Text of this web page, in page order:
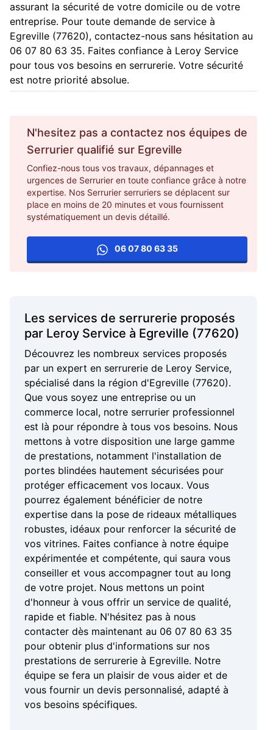
assurant la sécurité de votre domicile ou de votre
entreprise. Pour toute demande de service à
Egreville (77620), contactez-nous sans hésitation au
06 07 80 63 35. Faites confiance à Leroy Service
pour tous vos besoins en serrurerie. Votre sécurité
est notre priorité absolue.
N'hesitez pas a contactez nos équipes de
Serrurier qualifié sur Egreville
Confiez-nous tous vos travaux, dépannages et
urgences de Serrurier en toute confiance grâce à notre
expertise. Nos Serrurier serruriers se déplacent sur
place en moins de 20 minutes et vous fournissent
systématiquement un devis détaillé.
06 07 80 63 35
Les services de serrurerie proposés
par Leroy Service à Egreville (77620)
Découvrez les nombreux services proposés
par un expert en serrurerie de Leroy Service,
spécialisé dans la région d'Egreville (77620).
Que vous soyez une entreprise ou un
commerce local, notre serrurier professionnel
est là pour répondre à tous vos besoins. Nous
mettons à votre disposition une large gamme
de prestations, notamment l'installation de
portes blindées hautement sécurisées pour
protéger efficacement vos locaux. Vous
pourrez également bénéficier de notre
expertise dans la pose de rideaux métalliques
robustes, idéaux pour renforcer la sécurité de
vos vitrines. Faites confiance à notre équipe
expérimentée et compétente, qui saura vous
conseiller et vous accompagner tout au long
de votre projet. Nous mettons un point
d'honneur à vous offrir un service de qualité,
rapide et fiable. N'hésitez pas à nous
contacter dès maintenant au 06 07 80 63 35
pour obtenir plus d'informations sur nos
prestations de serrurerie à Egreville. Notre
équipe se fera un plaisir de vous aider et de
vous fournir un devis personnalisé, adapté à
vos besoins spécifiques.